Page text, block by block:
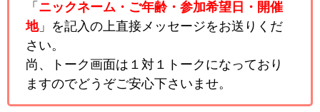
「 ニックネーム・ご年齢・参加希望日・開催
地」を記入の上直接メッセージをお送りくだ
さい。
尚、トーク画面は１対１トークになっており
ますのでどうぞご安心下さいませ。